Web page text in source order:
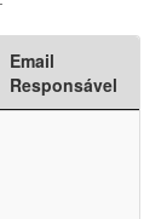
Email
Responsável